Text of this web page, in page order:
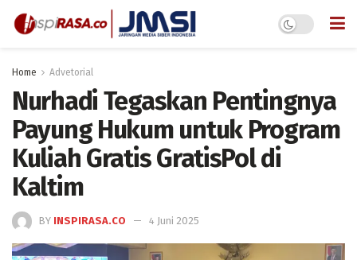
Home Advetorial
Nurhadi Tegaskan Pentingnya
Payung Hukum untuk Program
Kuliah Gratis GratisPol di
Kaltim
BY INSPIRASA.CO 4 Juni 2025